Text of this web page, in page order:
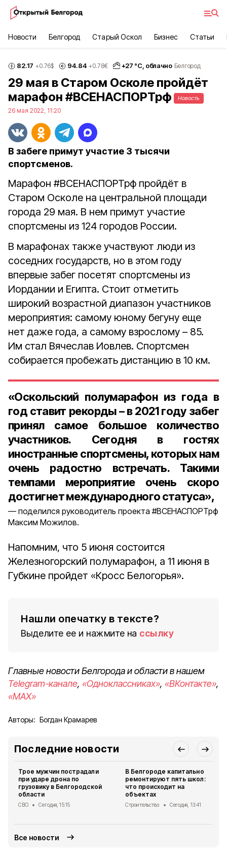
Новости Белгород Старый Оскол Бизнес Статьи
82.17 +0.76$ 94.84 +0.78€ +27 °С, облачно Белгород
29 мая в Старом Осколе пройдёт
марафон #ВСЕНАСПОРТрф
Новость
26 мая 2022, 11:20
В забеге примут участие 3 тысячи
спортсменов.
Марафон #ВСЕНАСПОРТрф пройдёт в
Старом Осколе на центральной площади
города 29 мая. В нем примут участие
спортсмены из 124 городов России.
В марафонах также участвуют люди из
соседних государств, но в этом году
впервые забег посетят спортсмены из
Иордании и Египта. Стоит отметить
широкий возрастной диапазон участников
мероприятия: самому юному бегуну еще
нет даже года, а самому взрослому – 85.
Им стал Вячеслав Иовлев. Спортсмен
собирается пробежать дистанцию в 10 км.
«Оскольский полумарафон из года в
год ставит рекорды – в 2021 году забег
принял самое большое количество
участников. Сегодня в гостях
иностранные спортсмены, которых нам
очень радостно встречать. Такими
темпами мероприятие очень скоро
достигнет международного статуса»,
поделился руководитель проекта #ВСЕНАСПОРТрф
Максим Можилов.
Напомним, что 5 июня состоится
Железногорский полумарафон, а 11 июня в
Губкине пройдет «Кросс Белогорья».
Нашли опечатку в тексте?
Выделите ее и нажмите на ссылку
Главные новости Белгорода и области в нашем
Telegram-канале, «Одноклассниках», «ВКонтакте»,
«MAX»
Авторы: Богдан Крамарев
Последние новости
Трое мужчин пострадали
при ударе дрона по
грузовику в Белгородской
области
СВО Сегодня, 15:15
В Белгороде капитально
ремонтируют пять школ:
что происходит на
объектах
Строительство Сегодня, 13:41
Все новости